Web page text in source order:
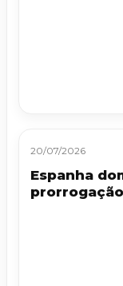
20/07/2026
Espanha